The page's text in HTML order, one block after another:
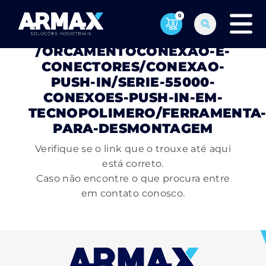
0
PÁGINA NÃO ENCONTRADA
/ORCAMENTOCONEXAO-E-
CONECTORES/CONEXAO-
PUSH-IN/SERIE-55000-
CONEXOES-PUSH-IN-EM-
TECNOPOLIMERO/FERRAMENTA-
PARA-DESMONTAGEM
Verifique se o link que o trouxe até aqui
está correto.
Caso não encontre o que procura entre
em contato conosco.